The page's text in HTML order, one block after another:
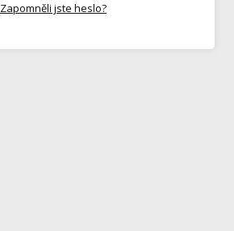
Zapomněli jste heslo?